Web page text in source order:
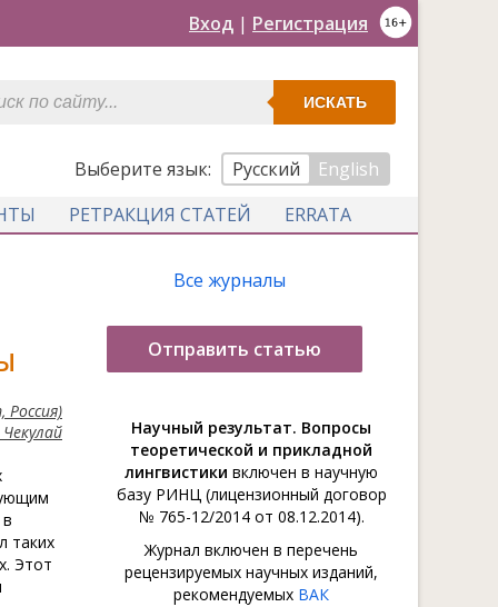
Вход | Регистрация
ИСКАТЬ
Выберите язык: Русский
English
РЕТРАКЦИЯ СТАТЕЙ ERRATA
Россия)
таких
Этот
Все журналы
Отправить статью
Научный результат. Вопросы
теоретической и прикладной
лингвистики включен в научную
базу РИНЦ (лицензионный договор
№ 765-12/2014 от 08.12.2014).
Журнал включен в перечень
рецензируемых научных изданий,
рекомендуемых ВАК